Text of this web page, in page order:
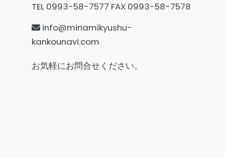
TEL 0993-58-7577 FAX 0993-58-7578
info@minamikyushu-
kankounavi.com
お気軽にお問合せください。